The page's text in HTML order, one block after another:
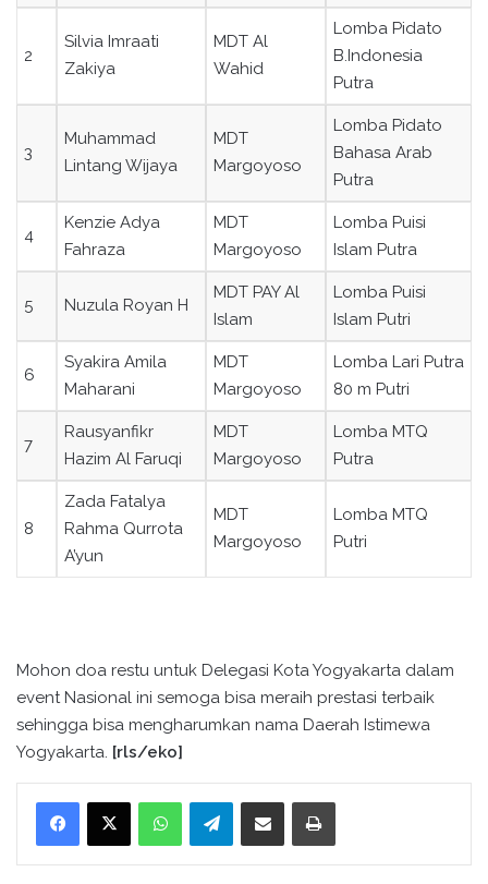
2
Silvia Imraati
Zakiya
MDT Al
Wahid
Lomba Pidato
B.Indonesia
Putra
3
Muhammad
Lintang Wijaya
MDT
Margoyoso
Lomba Pidato
Bahasa Arab
Putra
4
Kenzie Adya
Fahraza
MDT
Margoyoso
Lomba Puisi
Islam Putra
5 Nuzula Royan H
MDT PAY Al
Islam
Lomba Puisi
Islam Putri
6
Syakira Amila
Maharani
MDT
Margoyoso
Lomba Lari Putra
80 m Putri
7
Rausyanfikr
Hazim Al Faruqi
MDT
Margoyoso
Lomba MTQ
Putra
8
Zada Fatalya
Rahma Qurrota
A’yun
MDT
Margoyoso
Lomba MTQ
Putri
Mohon doa restu untuk Delegasi Kota Yogyakarta dalam
event Nasional ini semoga bisa meraih prestasi terbaik
sehingga bisa mengharumkan nama Daerah Istimewa
Yogyakarta. [rls/eko]
WhatsApp Telegram